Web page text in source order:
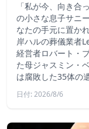
「私が今、向き合
の小さな息子サニ
なたの手元に置か
岸ハルの葬儀業
経営者ロバート・
た母ジャスミン・
は腐敗した35体の
日付: 2026/8/6